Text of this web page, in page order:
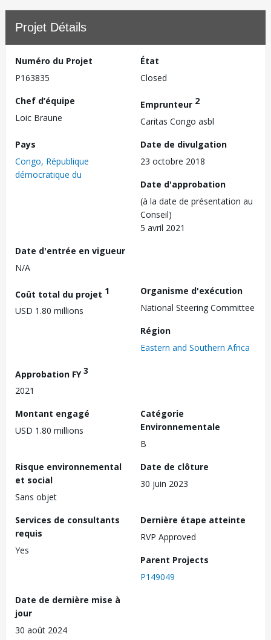
Projet Détails
Numéro du Projet
P163835
État
Closed
Chef d’équipe
Loic Braune
Emprunteur 2
Caritas Congo asbl
Pays
Congo, République
démocratique du
Date de divulgation
23 octobre 2018
Date d'approbation
(à la date de présentation au
Conseil)
5 avril 2021
Date d'entrée en vigueur
N/A
Coût total du projet 1
USD 1.80 millions
Organisme d'exécution
National Steering Committee
Région
Eastern and Southern Africa
Approbation FY3
2021
Montant engagé
USD 1.80 millions
Catégorie
Environnementale
B
Risque environnemental
et social
Sans objet
Date de clôture
30 juin 2023
Services de consultants
requis
Yes
Dernière étape atteinte
RVP Approved
Parent Projects
P149049
Date de dernière mise à
jour
30 août 2024